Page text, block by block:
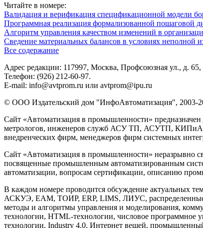
Читайте в номере:
Валидация и верификация спецификационной модели
Программная реализация формализованной пошаговой
Алгоритм управления качеством изменений в
Сведение материальных балансов в условиях неполной
Все содержание
Адрес редакции: 117997, Москва, Профсоюзная ул., д.
Телефон: (926) 212-60-97.
E-mail: info@avtprom.ru или avtprom@ipu.ru
© ООО Издательский дом "ИнфоАвтоматизация", 2003-
Сайт «Автоматизация в промышленности»
метрологов, инженеров служб АСУ ТП, АСУТП, КИПиА,
внедренческих фирм, менеджеров фирм системных
Сайт «Автоматизация в промышленности» неразрывно
посвященные промышленным автоматизированным
автоматизации, вопросам сертификации, описанию
В каждом номере проводится обсуждение актуальных
АСКУЭ, EAM, ТОИР, ERP, LIMS, ЛИУС, распределенные
методы и алгоритмы управления и моделирования,
технологии, HTML-технологии, числовое программное
технологии, Industry 4.0, Интернет вещей,